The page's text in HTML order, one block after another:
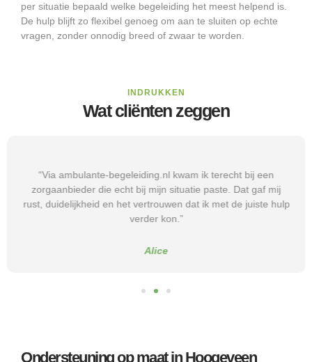
per situatie bepaald welke begeleiding het meest helpend is.
De hulp blijft zo flexibel genoeg om aan te sluiten op echte
vragen, zonder onnodig breed of zwaar te worden.
INDRUKKEN
Wat cliënten zeggen
“Via ambulante-begeleiding.nl kwam ik terecht bij een
zorgaanbieder die echt bij mijn situatie paste. Dat gaf mij
rust, duidelijkheid en het vertrouwen dat ik met de juiste hulp
verder kon.”
Alice
Ondersteuning op maat in Hoogeveen